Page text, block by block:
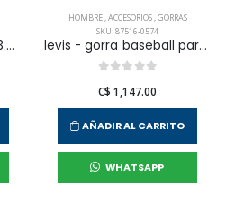
everlast - gorra cover 3.0 para hombre
HOMBRE,ACCESORIOS,GORRAS
SKU: 87516-0574
levis - gorra baseball para hombre
C$ 1,147.00
AÑADIR AL CARRITO
WHATSAPP